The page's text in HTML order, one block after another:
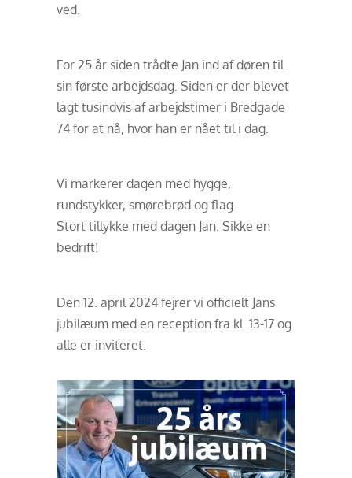
ved.
For 25 år siden trådte Jan ind af døren til
sin første arbejdsdag. Siden er der blevet
lagt tusindvis af arbejdstimer i Bredgade
74 for at nå, hvor han er nået til i dag.
Vi markerer dagen med hygge,
rundstykker, smørebrød og flag.
Stort tillykke med dagen Jan. Sikke en
bedrift!
Den 12. april 2024 fejrer vi officielt Jans
jubilæum med en reception fra kl. 13-17 og
alle er inviteret.